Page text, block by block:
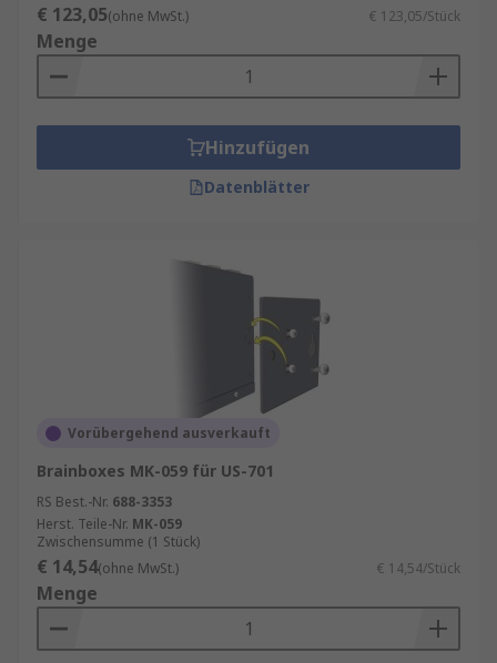
€ 123,05(ohne MwSt.) € 123,05/Stück
Menge
Hinzufügen
Datenblätter
Vorübergehend ausverkauft
Brainboxes MK-059 für US-701
RS Best.-Nr. 688-3353
Herst. Teile-Nr. MK-059
Zwischensumme (1 Stück)
€ 14,54(ohne MwSt.) € 14,54/Stück
Menge